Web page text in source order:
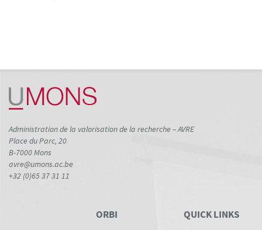
Administration de la valorisation de la recherche – AVRE
Place du Parc, 20
B-7000 Mons
avre@umons.ac.be
+32 (0)65 37 31 11
ORBI QUICK LINKS